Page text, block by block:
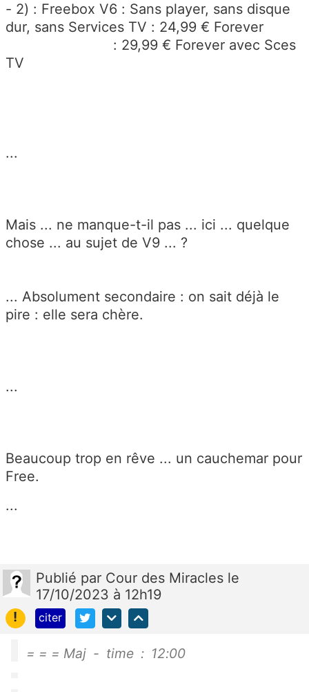
- 2) : Freebox V6 : Sans player, sans disque
dur, sans Services TV : 24,99 € Forever
: 29,99 € Forever avec Sces
TV
...
Mais ... ne manque-t-il pas ... ici ... quelque
chose ... au sujet de V9 ... ?
... Absolument secondaire : on sait déjà le
pire : elle sera chère.
...
Beaucoup trop en rêve ... un cauchemar pour
Free.
...
Publié par Cour des Miracles le
17/10/2023 à 12h19
!
citer
= = = Maj - time : 12:00